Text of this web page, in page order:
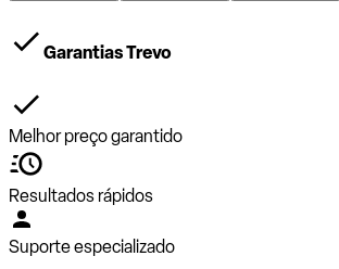
Garantias Trevo
Melhor preço garantido
Resultados rápidos
Suporte especializado